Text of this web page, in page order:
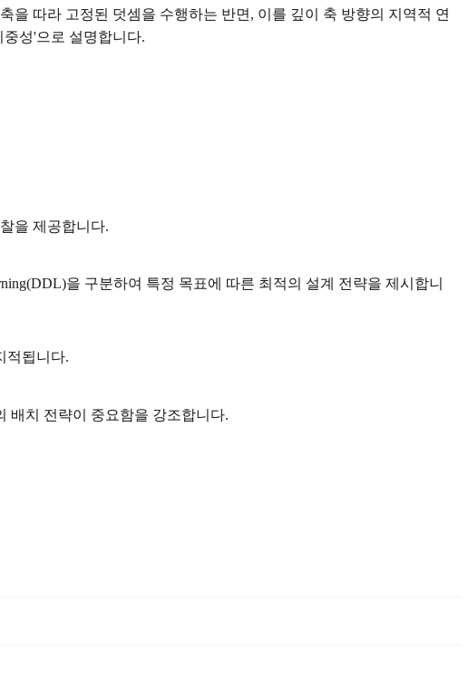
을 따라 고정된 덧셈을 수행하는 반면, 이를 깊이 축 방향의 지역적 연
성'으로 설명합니다.
을 제공합니다.
을 구분하여 특정 목표에 따른 최적의 설계 전략을 제시합니
적됩니다.
배치 전략이 중요함을 강조합니다.